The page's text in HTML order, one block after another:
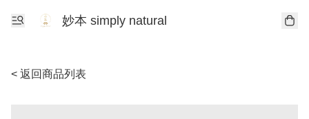
妙本 simply natural
< 返回商品列表